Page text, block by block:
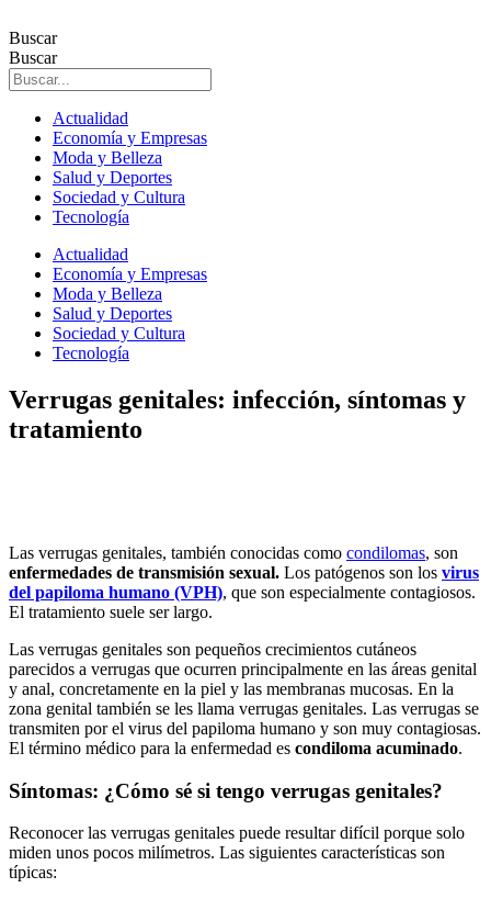
al
contenido
Buscar
Buscar
Actualidad
Economía y Empresas
Moda y Belleza
Salud y Deportes
Sociedad y Cultura
Tecnología
Actualidad
Economía y Empresas
Moda y Belleza
Salud y Deportes
Sociedad y Cultura
Tecnología
Verrugas genitales: infección, síntomas y
tratamiento
Las verrugas genitales, también conocidas como condilomas, son
enfermedades de transmisión sexual. Los patógenos son los virus
del papiloma humano (VPH), que son especialmente contagiosos.
El tratamiento suele ser largo.
Las verrugas genitales son pequeños crecimientos cutáneos
parecidos a verrugas que ocurren principalmente en las áreas genital
y anal, concretamente en la piel y las membranas mucosas. En la
zona genital también se les llama verrugas genitales. Las verrugas se
transmiten por el virus del papiloma humano y son muy contagiosas.
El término médico para la enfermedad es condiloma acuminado.
Síntomas: ¿Cómo sé si tengo verrugas genitales?
Reconocer las verrugas genitales puede resultar difícil porque solo
miden unos pocos milímetros. Las siguientes características son
típicas: